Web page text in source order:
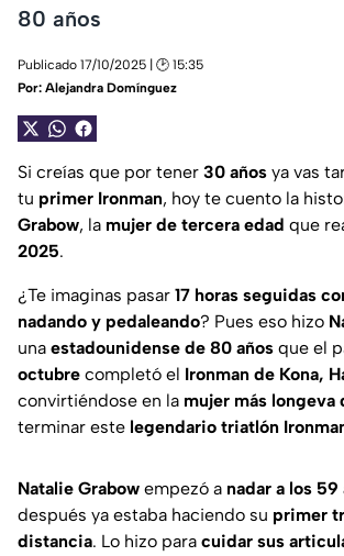
80 años
Publicado 17/10/2025 | 🕑 15:35
Por: Alejandra Domínguez
Si creías que por tener 30 años ya vas
tu primer Ironman, hoy te cuento la
Grabow, la mujer de tercera edad que
2025.
¿Te imaginas pasar 17 horas seguidas
nadando y pedaleando? Pues eso hizo
una estadounidense de 80 años que el
octubre completó el Ironman de Kona,
convirtiéndose en la mujer más longeva
terminar este legendario triatlón
Natalie Grabow empezó a nadar a los 59
después ya estaba haciendo su primer
distancia. Lo hizo para cuidar sus